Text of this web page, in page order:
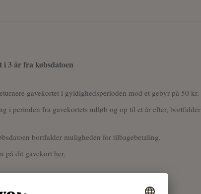
i 3 år fra købsdatoen
gavekortet i gyldighedsperioden mod et gebyr på 50 kr.
i perioden fra gavekortets udløb og op til et år efter, bortfalder
bortfalder muligheden for tilbagebetaling.
på dit gavekort her.